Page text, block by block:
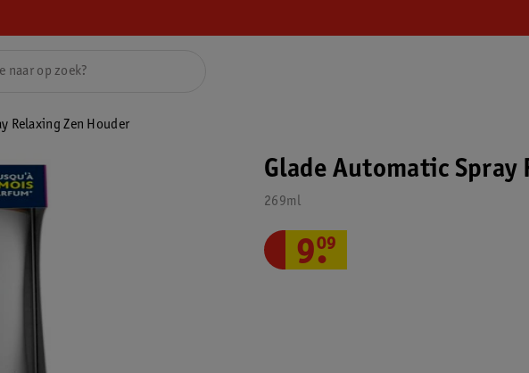
Relaxing Zen Houder
Glade Automatic Spray
269ml
9.
09